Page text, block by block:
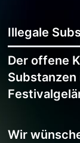
Illegale
Der offene
Wir